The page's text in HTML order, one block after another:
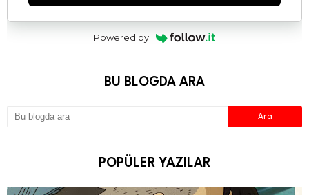
Powered by
BU BLOGDA ARA
POPÜLER YAZILAR